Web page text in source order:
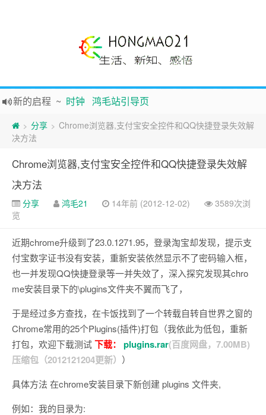
新的启程 时钟
鸿毛站引导页
践行自由、开放、互助分享的互联网精神
Hi，本站更换全新主题，欢迎访问，新主题来自云落的GIt，感谢。 -0907
> 分享 > Chrome浏览器,支付宝安全控件和QQ快捷登录失效解
决方法
Chrome浏览器,支付宝安全控件和QQ快捷登录失效解
决方法
分享 鸿毛21 14年前 (2012-12-02)
3589次浏
览
近期chrome升级到了23.0.1271.95，登录淘宝却发现，提示支
付宝数字证书没有安装，重新安装依然显示不了密码输入框，
也一并发现QQ快捷登录等一并失效了，深入探究发现其chro
me安装目录下的\plugins文件夹不翼而飞了，
于是经过多方查找，在卡饭找到了一个转载自转自世界之窗的
Chrome常用的25个Plugins(插件)打包（我依此为低包，重新
打包，欢迎下载测试下载： plugins.rar(百度网盘，7.00MB)
压缩包（2012121204更新） ）
具体方法 在chrome安装目录下新创建 plugins 文件夹,
例如：我的目录为: